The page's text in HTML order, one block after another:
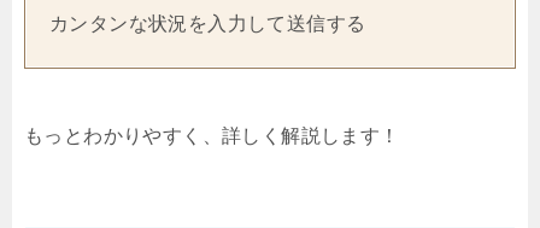
カンタンな状況を入力して送信する
もっとわかりやすく、詳しく解説します！